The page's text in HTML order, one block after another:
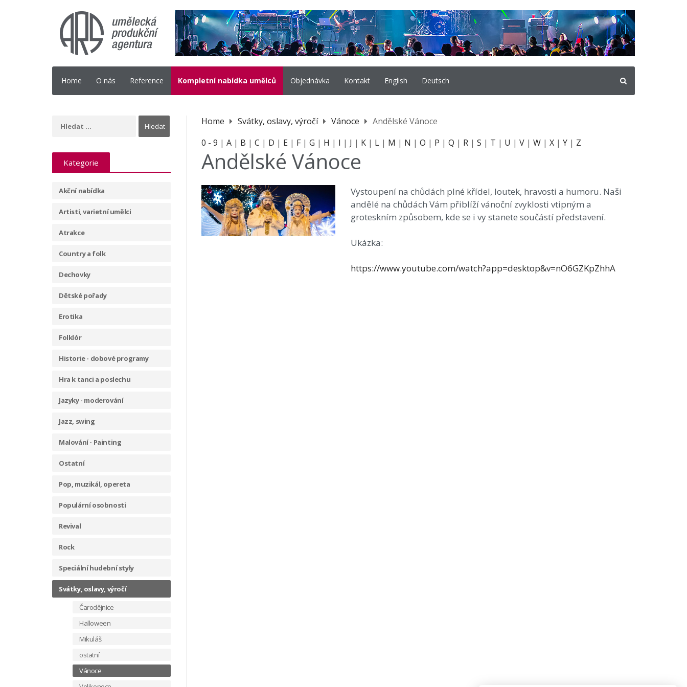
Home O nás Reference Kompletní nabídka umělců Objednávka Kontakt English Deutsch
Kategorie
Akční nabídka
Artisti, varietní umělci
Atrakce
Country a folk
Dechovky
Dětské pořady
Erotika
Folklór
Historie - dobové programy
Hra k tanci a poslechu
Jazyky - moderování
Jazz, swing
Malování - Painting
Ostatní
Pop, muzikál, opereta
Populární osobnosti
Revival
Rock
Speciální hudební styly
Svátky, oslavy, výročí
Čarodějnice
Halloween
Mikuláš
ostatní
Vánoce
Home Svátky, oslavy, výročí Vánoce
Andělské Vánoce
0 - 9 | A| B | C | D | E| F| G | H | I | J | K| L| M | N | O | P | Q | R| S | T | U | V| W| X| Y| Z
Andělské Vánoce
Vystoupení na chůdách plné křídel, loutek, hravosti a humoru. Naši
andělé na chůdách Vám přiblíží vánoční zvyklosti vtipným a
groteskním způsobem, kde se i vy stanete součástí představení.
Ukázka:
https://www.youtube.com/watch?app=desktop&v=nO6GZKpZhhA